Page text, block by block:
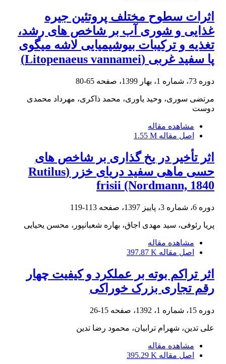
اثرات سطوح مختلف پروتئین جیره
غذایی و شوری آب بر شاخص های رشد،
تغذیه و ترکیبات بیوشیمیایی لاشه میگوی
پا سفید غربی (Litopenaeus vannamei)
دوره 73، شماره 1، بهار 1399، صفحه 65-80
مرتضی سوری، وحید یاوری، محمد ذاکری، مهرداد محمدی
دوست
مشاهده مقاله
اصل مقاله 1.55 M
اثر تأخیر در یخ گذاری بر شاخص های
حسی ماهی سفید دریای خزر (Rutilus
frisii (Nordmann, 1840
دوره 6، شماره 3، پاییز 1397، صفحه 113-119
پریا رئوفی، سید مهدی اجاق، بهاره شعبانپور، محسن یحیایی
مشاهده مقاله
اصل مقاله 397.87 K
اثر تراکم بوته بر عملکرد و کیفیت چهار
رقم تجاری بزرک خوراکی
دوره 15، شماره 1، 1392، صفحه 15-26
علی تدین، شهرام ترابیان، محمود رضا تدین
مشاهده مقاله
اصل مقاله 395.29 K